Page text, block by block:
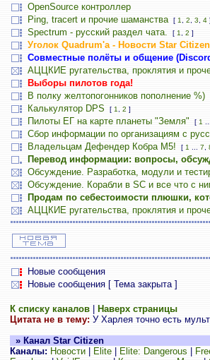
OpenSource контроллер
Ping, tracert и прочие шаманства [ 1 2 3 4
Spectrum - русский раздел чата. [ 1 2 ]
Уголок Quadrum'а - Новости Star
Совместные полёты и общение
АЦЦКИЕ ругательства, проклятия и
Выборы пилотов года!
В полку желтопогонников пополнение %)
Калькулятор DPS [ 1 2 ]
Пилоты ЕГ на карте планеты "Земля" [ 1
Сбор информации по организациям с
Владельцам Дефендер Кобра М5! [ 1 7
Перевод информации: вопросы,
Обсуждение. Разработка, модули и
Обсуждение. Корабли в SC и все что с
Продам по себестоимости плюшки,
АЦЦКИЕ ругательства, проклятия и
Новые сообщения
Новые сообщения [ Тема закрыта ]
К списку каналов|
Наверх страницы
Цитата не в тему:У Харлея точно есть
» Канал Star Citizen
Каналы: Новости| Elite| Elite: Dangerous